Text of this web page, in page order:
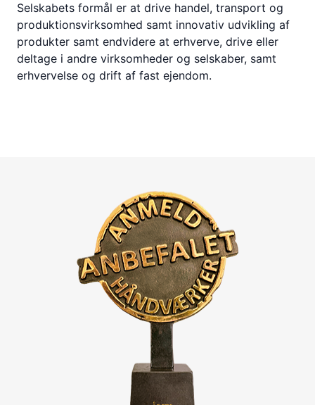
Selskabets formål er at drive handel, transport og
produktionsvirksomhed samt innovativ udvikling af
produkter samt endvidere at erhverve, drive eller
deltage i andre virksomheder og selskaber, samt
erhvervelse og drift af fast ejendom.